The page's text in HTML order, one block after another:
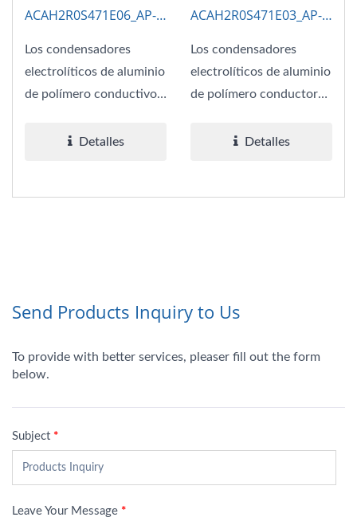
ACAH2R0S471E06_AP-
Los condensadores
electrolíticos de aluminio
de polímero conductivo
combinan...Detalles
ACAH2R0S471E03_AP-
Los condensadores
electrolíticos de aluminio
de polímero conductor
combinan...Detalles